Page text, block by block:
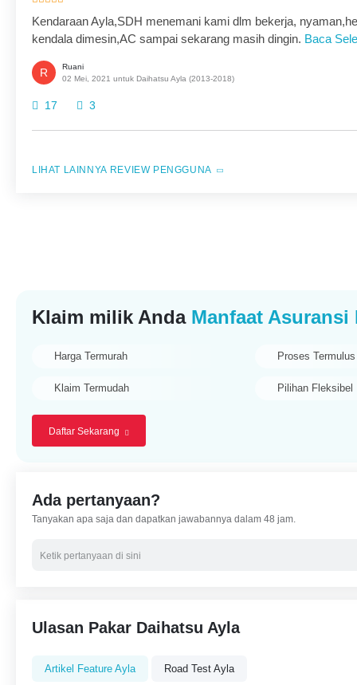
Kendaraan Ayla,SDH menemani kami dlm bekerja,
kendala dimesin,AC sampai sekarang masih dingin. Baca
R
Ruani
02 Mei, 2021 untuk Daihatsu Ayla (2013-2018)
17 3
REVIEW PENGGUNA
Klaim milik AndaManfaat Asuransi
Harga Termurah Proses Termulus
Klaim Termudah Pilihan Fleksibel
Daftar Sekarang
Ada pertanyaan?
Tanyakan apa saja dan dapatkan jawabannya dalam 48 jam.
Ulasan Pakar Daihatsu Ayla
Artikel Feature Ayla Road Test Ayla